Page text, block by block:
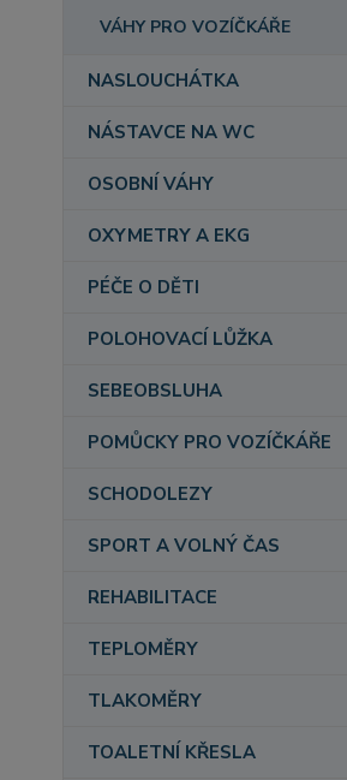
VÁHY PRO VOZÍČKÁŘE
NASLOUCHÁTKA
NÁSTAVCE NA WC
OSOBNÍ VÁHY
OXYMETRY A EKG
PÉČE O DĚTI
POLOHOVACÍ LŮŽKA
SEBEOBSLUHA
POMŮCKY PRO VOZÍČKÁŘE
SCHODOLEZY
SPORT A VOLNÝ ČAS
REHABILITACE
TEPLOMĚRY
TLAKOMĚRY
TOALETNÍ KŘESLA